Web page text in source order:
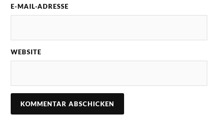
E-MAIL-ADRESSE
WEBSITE